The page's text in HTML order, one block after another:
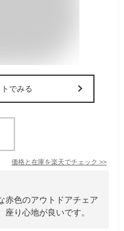
でみる
価格と在庫を楽天でチェック >>
赤色のアウトドアチェア
り心地が良いです。